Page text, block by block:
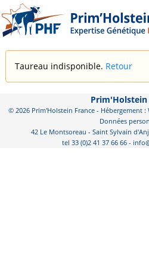
Taureau indisponible. Retour
Prim'Holstein
© 2026 Prim'Holstein France - Hébergement :
Données
42 Le Montsoreau - Saint Sylvain
tel 33 (0)2 41 37 66 66 -